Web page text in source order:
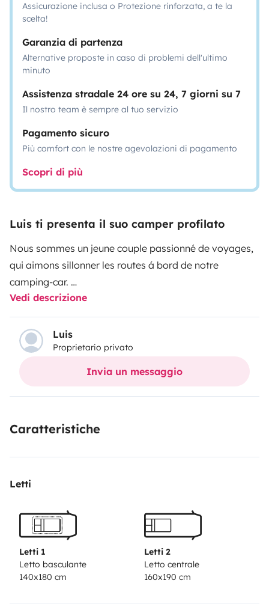
Assicurazione inclusa o Protezione rinforzata, a te la
scelta!
Garanzia di partenza
Alternative proposte in caso di problemi dell'ultimo
minuto
Assistenza stradale 24 ore su 24, 7 giorni su 7
Il nostro team è sempre al tuo servizio
Pagamento sicuro
Più comfort con le nostre agevolazioni di pagamento
Scopri di più
Luis ti presenta il suo camper profilato
Nous sommes un jeune couple passionné de voyages,
qui aimons sillonner les routes á bord de notre
camping-car.
Louer notre camping-car, c'est s'offrir la liberté
d'explorer des voyages variés à son rythme sans
contraintes d'hébergement. Profitez du confort d'un
chez-soi sur roues, équipé de tout le nécessaire pour
des vacances inoubliables.Que ce soit pour un week-
ce véhicule vous permettra de vivre des moments
est simple et flexible, vous permettant de choisir votre
Vedi descrizione
Luis
Proprietario privato
Invia un messaggio
Caratteristiche
Letti
Letti 1
Letto basculante
140x180 cm
Letti 2
Letto centrale
160x190 cm